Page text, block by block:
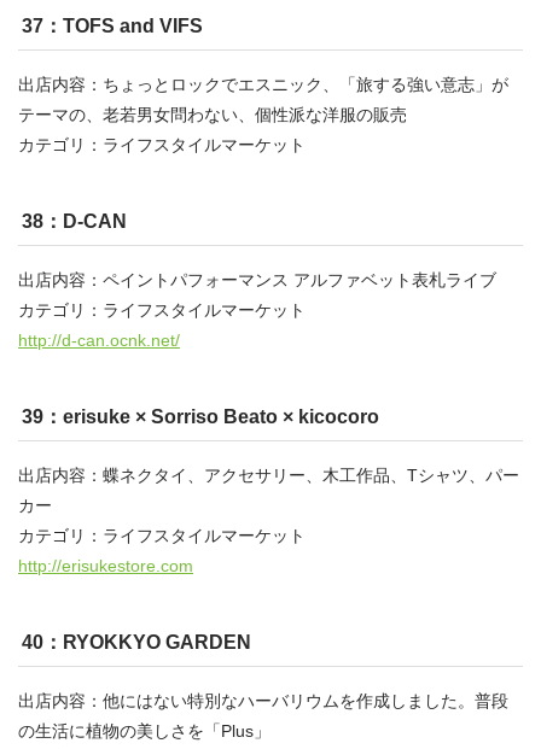
37：TOFS and VIFS
出店内容：ちょっとロックでエスニック、「旅する強い意志」が
テーマの、老若男女問わない、個性派な洋服の販売
カテゴリ：ライフスタイルマーケット
38：D-CAN
出店内容：ペイントパフォーマンス アルファベット表札ライブ
カテゴリ：ライフスタイルマーケット
http://d-can.ocnk.net/
39：erisuke × Sorriso Beato × kicocoro
出店内容：蝶ネクタイ、アクセサリー、木工作品、Tシャツ、パー
カー
カテゴリ：ライフスタイルマーケット
http://erisukestore.com
40：RYOKKYO GARDEN
出店内容：他にはない特別なハーバリウムを作成しました。普段
の生活に植物の美しさを「Plus」